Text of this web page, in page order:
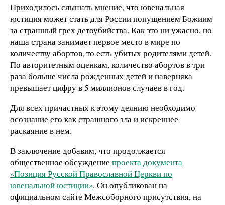
Приходилось слышать мнение, что ювенальная
юстиция может стать для России попущением Божиим
за страшный грех детоубийства. Как это ни ужасно, но
наша страна занимает первое место в мире по
количеству абортов, то есть убитых родителями детей.
По авторитетным оценкам, количество абортов в три
раза больше числа рожденных детей и наверняка
превышает цифру в 5 миллионов случаев в год.
Для всех причастных к этому деянию необходимо
осознание его как страшного зла и искреннее
раскаяние в нем.
В заключение добавим, что продолжается
общественное обсуждение проекта документа
«Позиция Русской Православной Церкви по
ювенальной юстиции». Он опубликован на
официальном сайте Межсоборного присутствия, на